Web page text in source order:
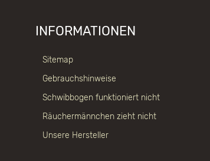
INFORMATIONEN
Sitemap
Gebrauchshinweise
Schwibbogen funktioniert nicht
Räuchermännchen zieht nicht
Unsere Hersteller